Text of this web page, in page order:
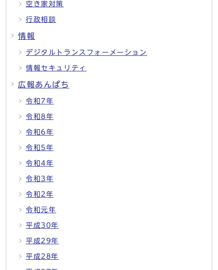
空き家対策
行政相談
情報
デジタルトランスフォーメーション
情報セキュリティ
広報あんぱち
令和7年
令和8年
令和6年
令和5年
令和4年
令和3年
令和2年
令和元年
平成30年
平成29年
平成28年